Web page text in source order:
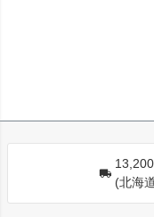
(北海